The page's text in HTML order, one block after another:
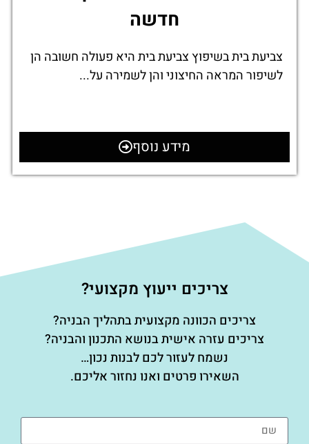
חדשה
צביעת בית בשיפוץ צביעת בית היא פעולה חשובה הן
לשיפור המראה החיצוני והן לשמירה על...
מידע נוסף
צריכים ייעוץ מקצועי?
צריכים הכוונה מקצועית בתהליך הבניה?
צריכים עזרה אישית בנושא התכנון והבניה?
נשמח לעזור לכם לבנות נכון…
השאירו פרטים ואנו נחזור אליכם.